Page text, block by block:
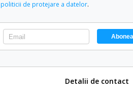
politicii de protejare a datelor.
Detalii de contact